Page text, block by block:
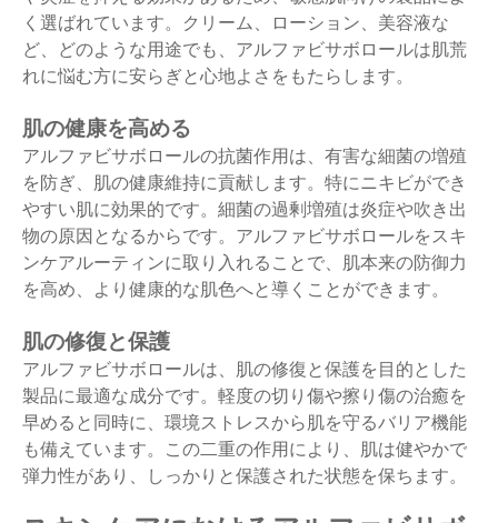
く選ばれています。クリーム、ローション、美容液な
ど、どのような用途でも、アルファビサボロールは肌荒
れに悩む方に安らぎと心地よさをもたらします。
肌の健康を高める
アルファビサボロールの抗菌作用は、有害な細菌の増殖
を防ぎ、肌の健康維持に貢献します。特にニキビができ
やすい肌に効果的です。細菌の過剰増殖は炎症や吹き出
物の原因となるからです。アルファビサボロールをスキ
ンケアルーティンに取り入れることで、肌本来の防御力
を高め、より健康的な肌色へと導くことができます。
肌の修復と保護
アルファビサボロールは、肌の修復と保護を目的とした
製品に最適な成分です。軽度の切り傷や擦り傷の治癒を
早めると同時に、環境ストレスから肌を守るバリア機能
も備えています。この二重の作用により、肌は健やかで
弾力性があり、しっかりと保護された状態を保ちます。